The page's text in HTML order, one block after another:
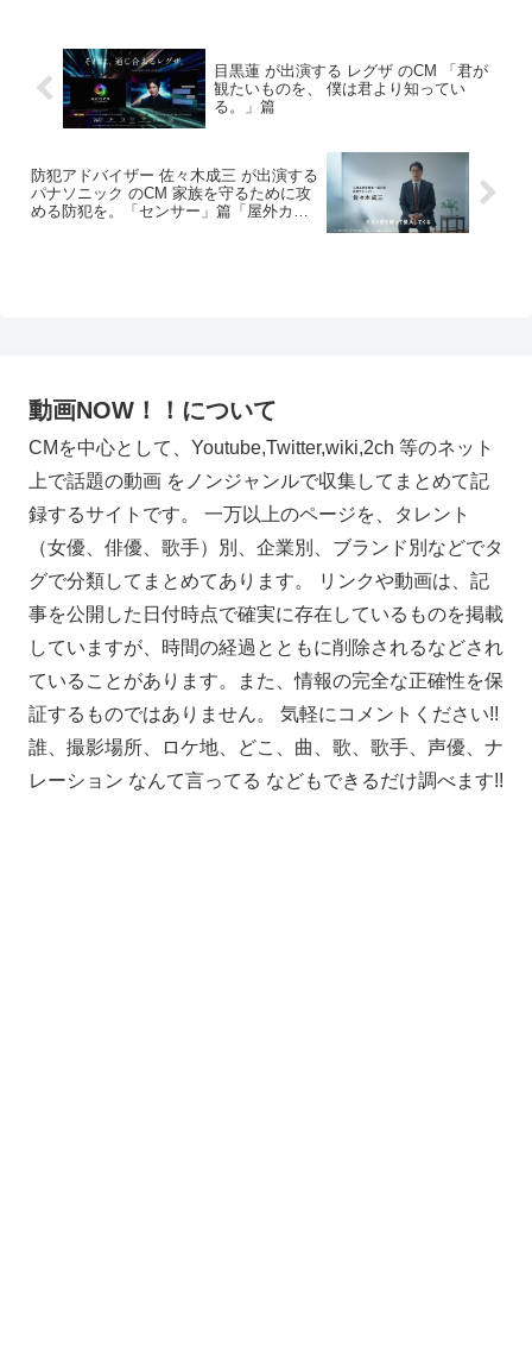
目黒蓮 が出演する レグザ のCM 「君が
観たいものを、​ 僕は君より知ってい
る。」篇
防犯アドバイザー 佐々木成三 が出演する
パナソニック のCM 家族を守るために攻
める防犯を。「センサー」篇「屋外カメ
動画NOW！！について
CMを中心として、Youtube,Twitter,wiki,2ch 等のネット
上で話題の動画 をノンジャンルで収集してまとめて記
録するサイトです。 一万以上のページを、タレント
（女優、俳優、歌手）別、企業別、ブランド別などでタ
グで分類してまとめてあります。 リンクや動画は、記
事を公開した日付時点で確実に存在しているものを掲載
していますが、時間の経過とともに削除されるなどされ
ていることがあります。また、情報の完全な正確性を保
証するものではありません。 気軽にコメントください!!
誰、撮影場所、ロケ地、どこ、曲、歌、歌手、声優、ナ
レーション なんて言ってる などもできるだけ調べます!!